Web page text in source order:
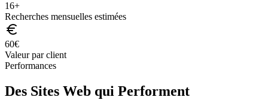
16+
Recherches mensuelles estimées
60€
Valeur par client
Performances
Des Sites Web qui Performent